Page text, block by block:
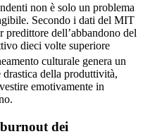
non è solo un problema
Secondo i dati del MIT
dell’abbandono del
dieci volte superiore
culturale genera un
drastica della produttività,
emotivamente in
burnout dei